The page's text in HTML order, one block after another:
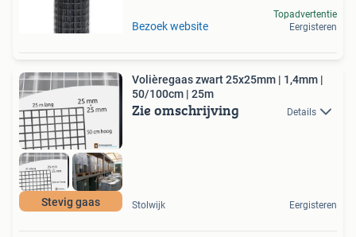
Bezoek website
Topadvertentie
Eergisteren
Stevig gaas
Volièregaas zwart 25x25mm | 1,4mm |
50/100cm | 25m
Zie omschrijving Details
Stolwijk Eergisteren